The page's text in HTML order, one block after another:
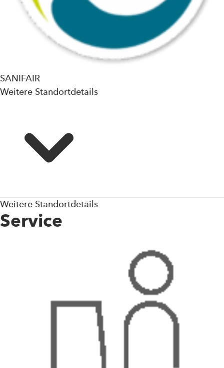
SANIFAIR
Weitere Standortdetails
Weitere Standortdetails
Service